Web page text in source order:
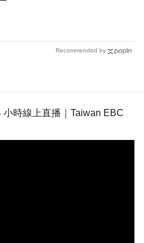
Recommended by
小時線上直播｜Taiwan EBC